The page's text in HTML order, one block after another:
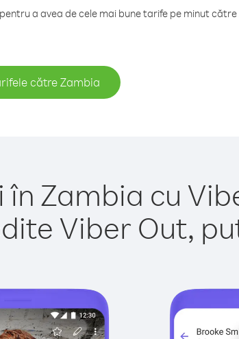
a avea de cele mai bune tarife pe minut către
către Zambia
Zambia cu
Viber Out,